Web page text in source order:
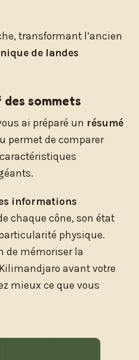
transformant l’ancien
de landes
sommets
ai préparé un résumé
permet de comparer
informations
chaque cône, son état
physique.
de mémoriser la
avant votre
mieux ce que vous